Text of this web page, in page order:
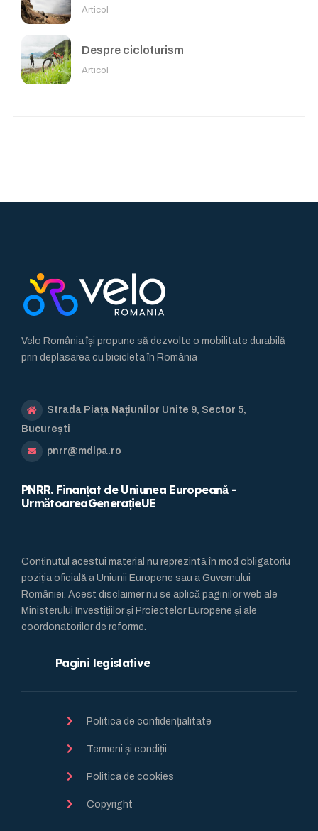
Articol
Despre cicloturism
Articol
Velo România își propune să dezvolte o mobilitate durabilă
prin deplasarea cu bicicleta în România
Strada Piața Națiunilor Unite 9, Sector 5,
București
pnrr@mdlpa.ro
PNRR. Finanțat de Uniunea Europeană -
UrmătoareaGenerațieUE
Conținutul acestui material nu reprezintă în mod obligatoriu
poziția oficială a Uniunii Europene sau a Guvernului
României. Acest disclaimer nu se aplică paginilor web ale
Ministerului Investițiilor și Proiectelor Europene și ale
coordonatorilor de reforme.
Pagini legislative
Politica de confidențialitate
Termeni și condiții
Politica de cookies
Copyright